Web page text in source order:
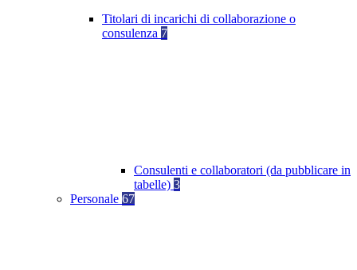
Titolari di incarichi di collaborazione o
consulenza 7
Consulenti e collaboratori (da pubblicare in
tabelle) 3
Personale 67